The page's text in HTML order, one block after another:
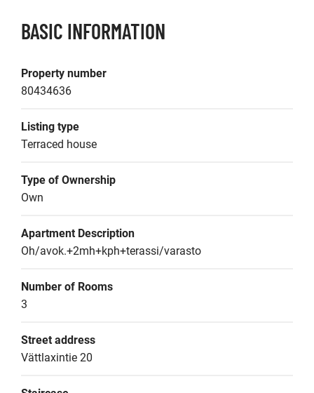
BASIC INFORMATION
Property number
80434636
Listing type
Terraced house
Type of Ownership
Own
Apartment Description
Oh/avok.+2mh+kph+terassi/varasto
Number of Rooms
3
Street address
Vättlaxintie 20